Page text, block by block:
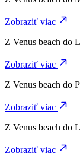
Zobraziť viac
Z Venus beach do
Zobraziť viac
Z Venus beach do
Zobraziť viac
Z Venus beach do
Zobraziť viac